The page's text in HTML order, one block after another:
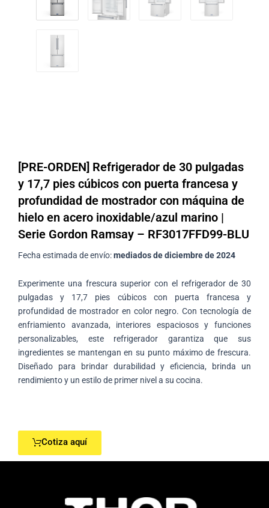
[PRE-ORDEN] Refrigerador de 30 pulgadas
y 17,7 pies cúbicos con puerta francesa y
profundidad de mostrador con máquina de
hielo en acero inoxidable/azul marino |
Serie Gordon Ramsay – RF3017FFD99-BLU
Fecha estimada de envío:mediados de diciembre de 2024
Experimente una frescura superior con el refrigerador de 30
pulgadas y 17,7 pies cúbicos con puerta francesa y
profundidad de mostrador en color negro. Con tecnología de
enfriamiento avanzada, interiores espaciosos y funciones
personalizables, este refrigerador garantiza que sus
ingredientes se mantengan en su punto máximo de frescura.
Diseñado para brindar durabilidad y eficiencia, brinda un
rendimiento y un estilo de primer nivel a su cocina.
Cotiza aquí